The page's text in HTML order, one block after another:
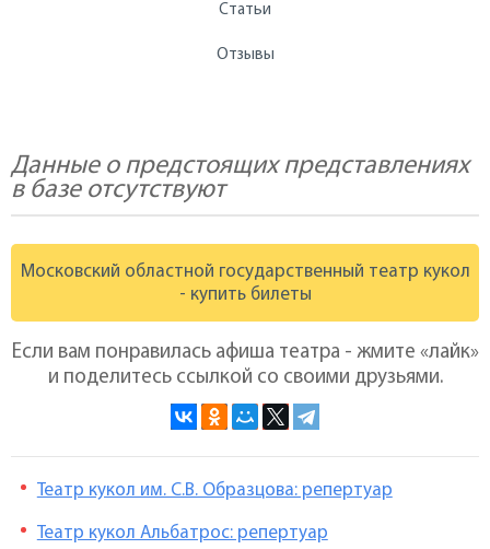
Статьи
Отзывы
Данные о предстоящих представлениях
в базе отсутствуют
Московский областной государственный театр кукол
- купить билеты
Если вам понравилась афиша театра - жмите «лайк»
и поделитесь ссылкой со своими друзьями.
Театр кукол им. С.В. Образцова: репертуар
Театр кукол Альбатрос: репертуар